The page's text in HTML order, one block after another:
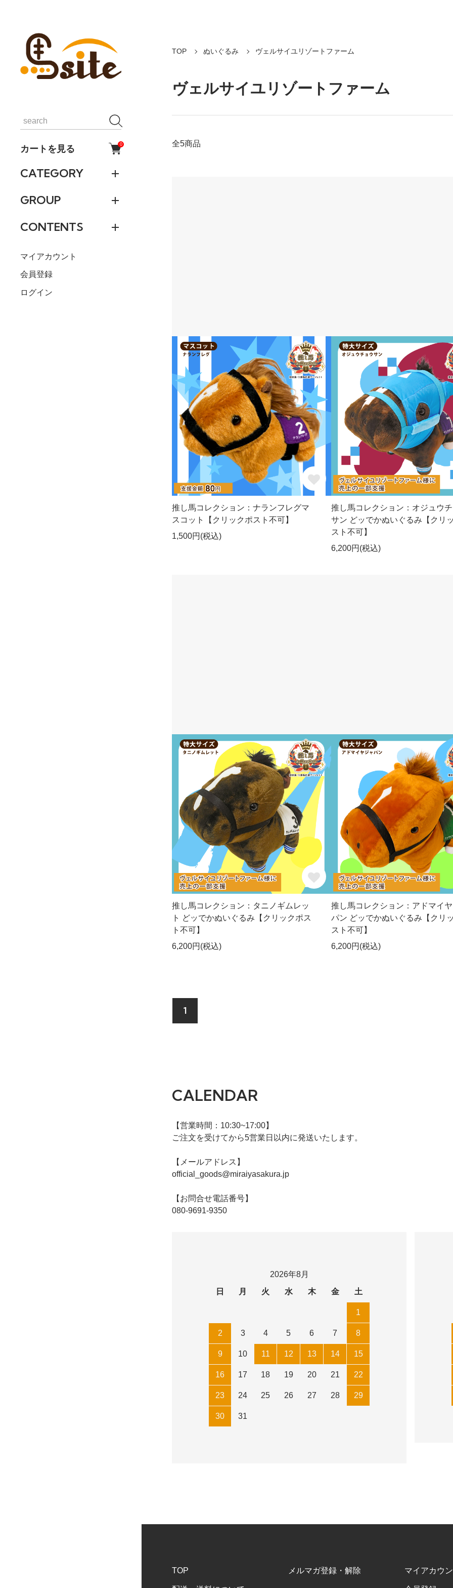
カートを見る 0
CATEGORY
GROUP
CONTENTS
マイアカウント
会員登録
ログイン
TOP ぬいぐるみ ヴェルサイユリゾートファーム
ヴェルサイユリゾートファーム
全5商品
推し馬コレクション：ナランフレグマ
スコット【クリックポスト不可】
1,500円(税込)
推し馬コレクション：オジュウ
サン どッでかぬいぐるみ【クリ
スト不可】
6,200円(税込)
推し馬コレクション：タニノギムレッ
ト どッでかぬいぐるみ【クリックポス
ト不可】
6,200円(税込)
推し馬コレクション：アドマイ
パン どッでかぬいぐるみ【クリ
スト不可】
6,200円(税込)
1
CALENDAR
【営業時間：10:30~17:00】
ご注文を受けてから5営業日以内に発送いたします。
【メールアドレス】
official_goods@miraiyasakura.jp
【お問合せ電話番号】
080-9691-9350
2026年8月
日
月 火 水 木 金 土
1
2 3 4 5 6 7 8
9 10 11 12 13 14 15
16 17 18 19 20 21 22
23 24 25 26 27 28 29
30 31
TOP メルマガ登録・解除 マイアカウ